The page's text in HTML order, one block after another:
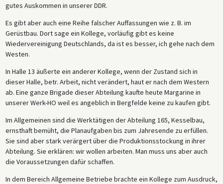
gutes Auskommen in unserer DDR.
Es gibt aber auch eine Reihe falscher Auffassungen wie z. B. im
Gerüstbau. Dort sage ein Kollege, vorläufig gibt es keine
Wiedervereinigung Deutschlands, da ist es besser, ich gehe nach dem
Westen.
In Halle 13 äußerte ein anderer Kollege, wenn der Zustand sich in
dieser Halle, betr. Arbeit, nicht verändert, haut er nach dem Western
ab. Eine ganze Brigade dieser Abteilung kaufte heute Margarine in
unserer Werk-HO weil es angeblich in Bergfelde keine zu kaufen gibt.
Im Allgemeinen sind die Werktätigen der Abteilung 165, Kesselbau,
ernsthaft bemüht, die Planaufgaben bis zum Jahresende zu erfüllen.
Sie sind aber stark verärgert über die Produktionsstockung in ihrer
Abteilung. Sie erklären: wir wollen arbeiten. Man muss uns aber auch
die Voraussetzungen dafür schaffen.
In dem Bereich Allgemeine Betriebe brachte ein Kollege zum Ausdruck,